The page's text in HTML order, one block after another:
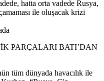
hatta orta vadede Rusya,
ile oluşacak krizi
PARÇALARI BATI’DAN
tüm dünyada havacılık ile